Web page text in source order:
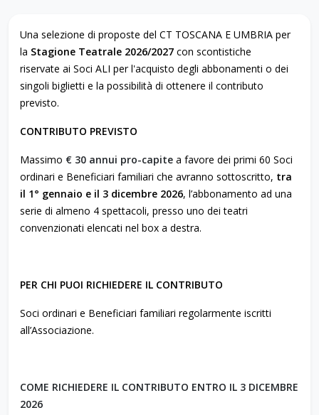
Una selezione di proposte del CT TOSCANA E UMBRIA per
la Stagione Teatrale 2026/2027 con scontistiche
riservate ai Soci ALI per l'acquisto degli abbonamenti o dei
singoli biglietti e la possibilità di ottenere il contributo
previsto.
CONTRIBUTO PREVISTO
Massimo € 30 annui pro-capite a favore dei primi 60 Soci
ordinari e Beneficiari familiari che avranno sottoscritto, tra
il 1° gennaio e il 3 dicembre 2026, l’abbonamento ad una
serie di almeno 4 spettacoli, presso uno dei teatri
convenzionati elencati nel box a destra.
PER CHI PUOI RICHIEDERE IL CONTRIBUTO
Soci ordinari e Beneficiari familiari regolarmente iscritti
all’Associazione.
COME RICHIEDERE IL CONTRIBUTO ENTRO IL 3 DICEMBRE
2026